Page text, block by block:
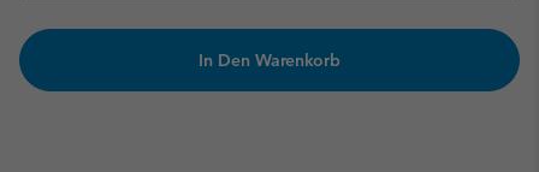
In Den Warenkorb